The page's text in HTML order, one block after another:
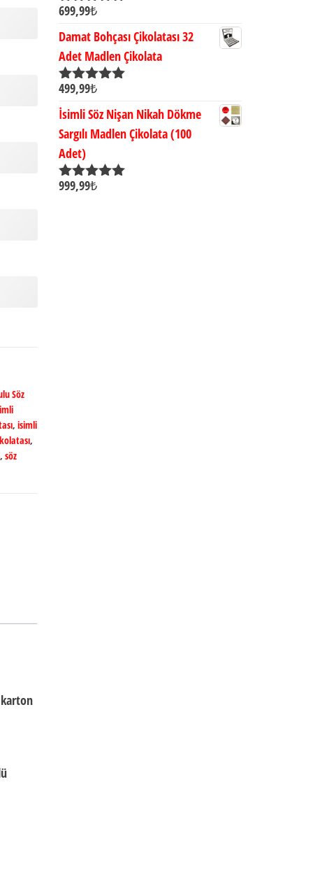
Söz
, isimli
,
, söz
5 üzerinden
699,99₺
Damat Bohçası Çikolatası 32
Adet Madlen Çikolata
5 üzerinden
499,99₺
İsimli Söz Nişan Nikah Dökme
Sargılı Madlen Çikolata (100
Adet)
5 üzerinden
999,99₺